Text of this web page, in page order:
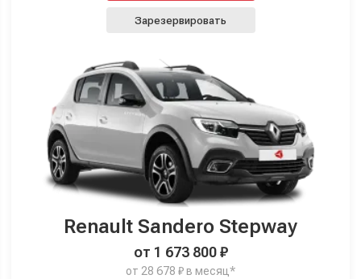
Зарезервировать
Renault Sandero Stepway
от 1 673 800 ₽
от 28 678 ₽ в месяц*